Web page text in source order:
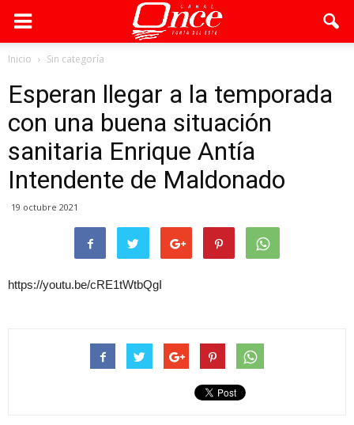
Inicio Sin categoría
Esperan llegar a la temporada
con una buena situación
sanitaria Enrique Antía
Intendente de Maldonado
19 octubre 2021
https://youtu.be/cRE1tWtbQgI